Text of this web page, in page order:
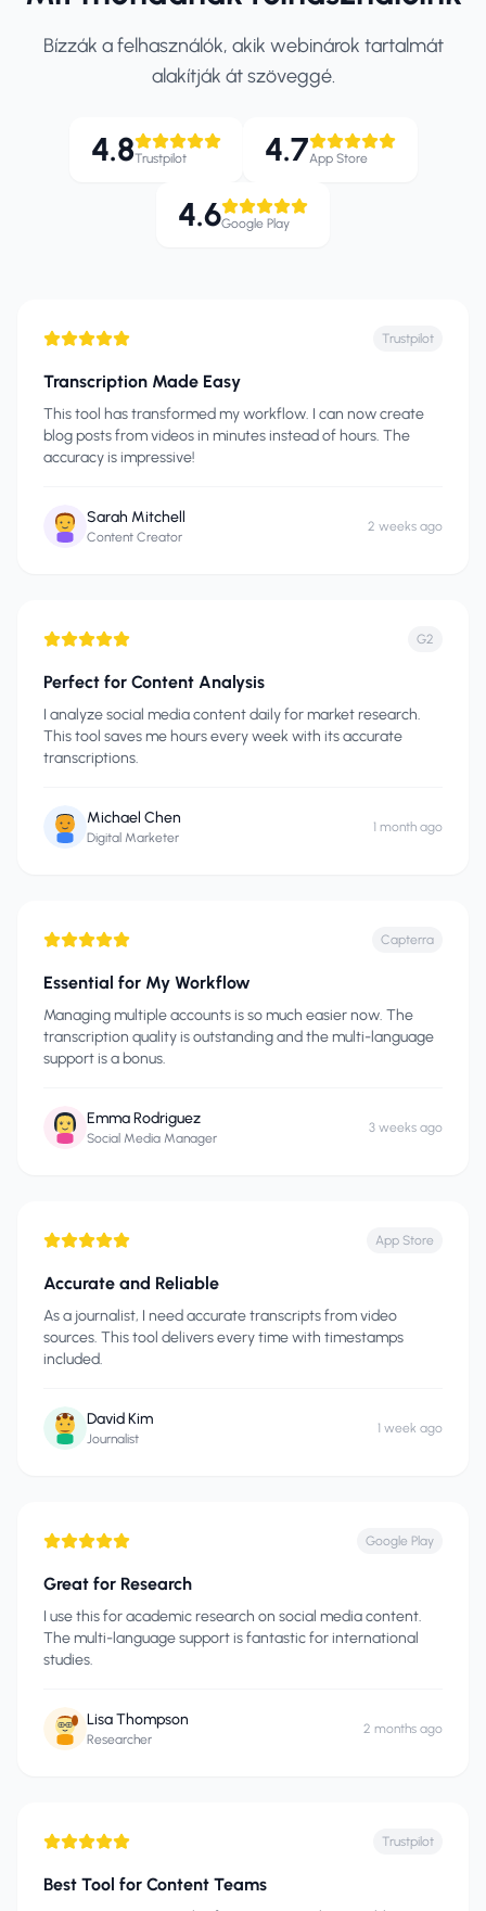
Bízzák a felhasználók, akik webinárok tartalmát
alakítják át szöveggé.
4.8Trustpilot 4.7App Store
4.6Google Play
Trustpilot
Transcription Made Easy
This tool has transformed my workflow. I can now create
blog posts from videos in minutes instead of hours. The
accuracy is impressive!
Sarah Mitchell
Content Creator
2 weeks ago
G2
Perfect for Content Analysis
I analyze social media content daily for market research.
This tool saves me hours every week with its accurate
transcriptions.
Michael Chen
Digital Marketer
1 month ago
Capterra
Essential for My Workflow
Managing multiple accounts is so much easier now. The
transcription quality is outstanding and the multi-language
support is a bonus.
Emma Rodriguez
Social Media Manager
3 weeks ago
App Store
Accurate and Reliable
As a journalist, I need accurate transcripts from video
sources. This tool delivers every time with timestamps
included.
David Kim
Journalist
1 week ago
Google Play
Great for Research
I use this for academic research on social media content.
The multi-language support is fantastic for international
studies.
Lisa Thompson
Researcher
2 months ago
Trustpilot
Best Tool for Content Teams